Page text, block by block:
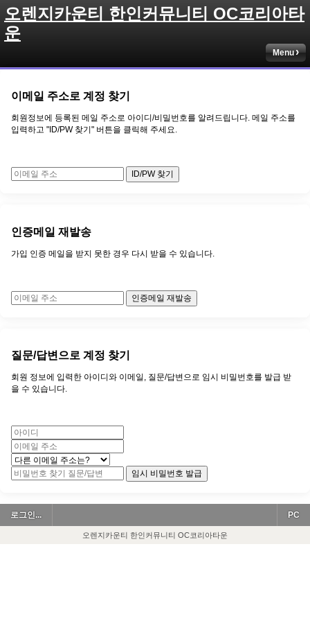
오렌지카운티 한인커뮤니티 OC코리아타
운
Menu
이메일 주소로 계정 찾기
회원정보에 등록된 메일 주소로 아이디/비밀번호를 알려드립니다. 메일 주소를
입력하고 "ID/PW 찾기" 버튼을 클릭해 주세요.
ID/PW 찾기
인증메일 재발송
가입 인증 메일을 받지 못한 경우 다시 받을 수 있습니다.
인증메일 재발송
질문/답변으로 계정 찾기
회원 정보에 입력한 아이디와 이메일, 질문/답변으로 임시 비밀번호를 발급 받
을 수 있습니다.
임시 비밀번호 발급
로그인... PC
오렌지카운티 한인커뮤니티 OC코리아타운